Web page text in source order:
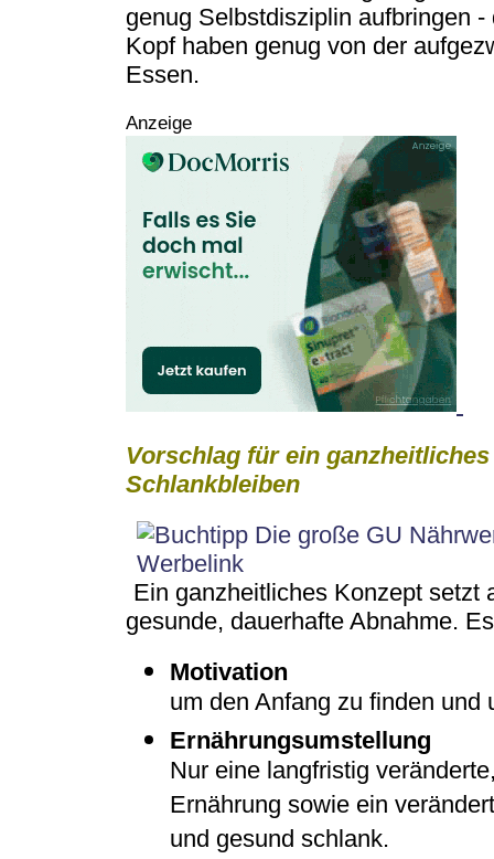
genug Selbstdisziplin aufbringen -
Kopf haben genug von der
Essen.
Anzeige
Vorschlag für ein
Schlankbleiben
Ein ganzheitliches Konzept setzt
gesunde, dauerhafte Abnahme.
Motivation
um den Anfang zu finden
Ernährungsumstellung
Nur eine langfristig
Ernährung sowie ein
und gesund schlank.